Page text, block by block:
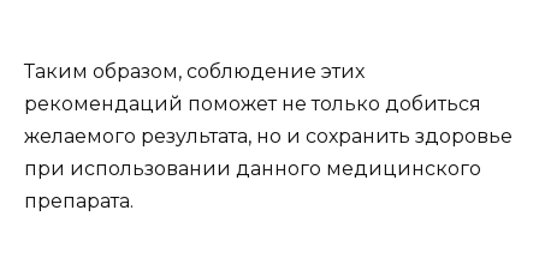
Таким образом, соблюдение этих
рекомендаций поможет не только добиться
желаемого результата, но и сохранить здоровье
при использовании данного медицинского
препарата.